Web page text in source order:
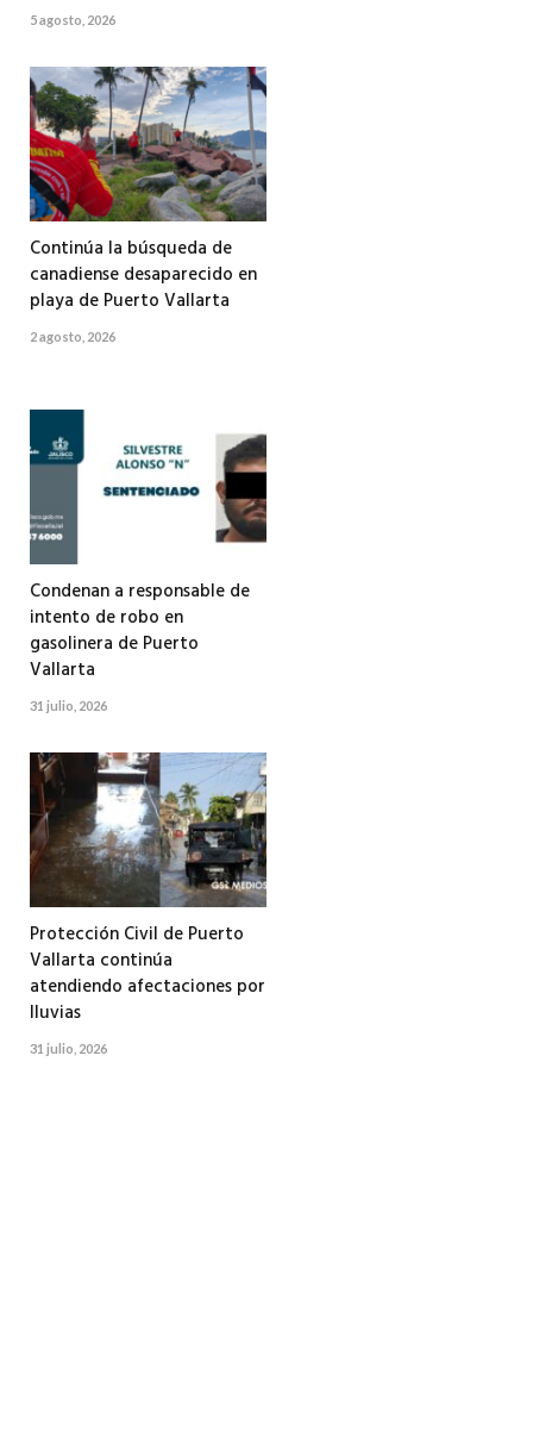
5 agosto, 2026
Continúa la búsqueda de
canadiense desaparecido en
playa de Puerto Vallarta
2 agosto, 2026
Condenan a responsable de
intento de robo en
gasolinera de Puerto
Vallarta
31 julio, 2026
Protección Civil de Puerto
Vallarta continúa
atendiendo afectaciones por
lluvias
31 julio, 2026